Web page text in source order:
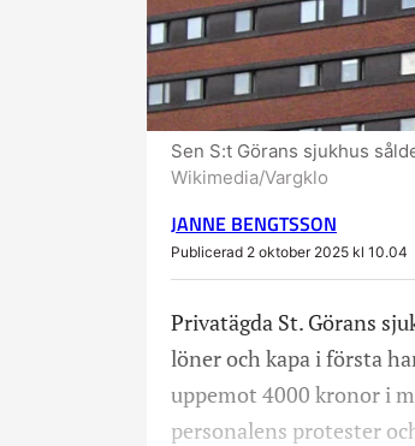
Sen S:t Görans sjukhus
Wikimedia/Vargklo
JANNE BENGTSSON
Publicerad 2 oktober 2025 kl 10.04
Privatägda St. Görans
löner och kapa i första
uppemot 4000 kronor i
personalens protester